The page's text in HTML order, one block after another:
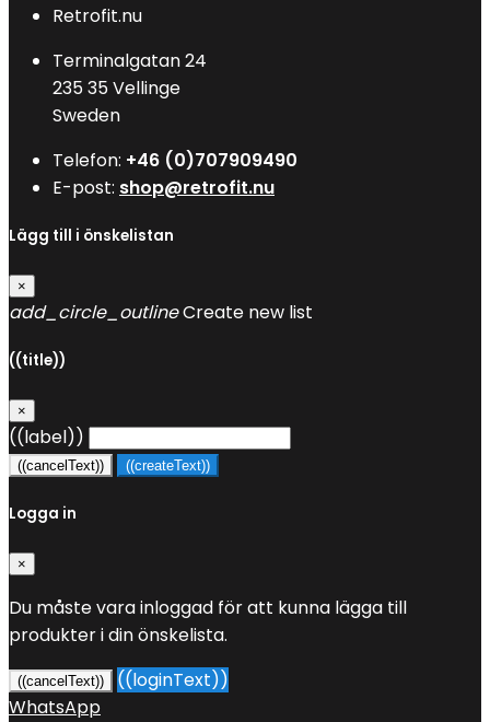
Retrofit.nu
Terminalgatan 24
235 35 Vellinge
Sweden
Telefon: +46 (0)707909490
E-post: shop@retrofit.nu
Lägg till i önskelistan
×
add_circle_outlineCreate new list
((title))
×
((label))
((cancelText)) ((createText))
Logga in
×
Du måste vara inloggad för att kunna lägga till
produkter i din önskelista.
((cancelText))
((loginText))
WhatsApp